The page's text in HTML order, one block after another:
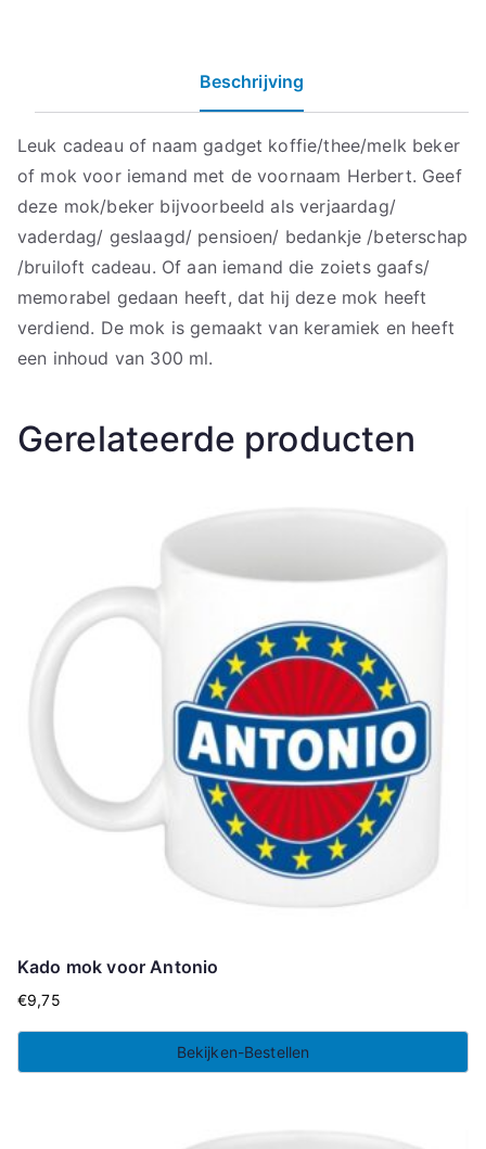
Beschrijving
Leuk cadeau of naam gadget koffie/thee/melk beker
of mok voor iemand met de voornaam Herbert. Geef
deze mok/beker bijvoorbeeld als verjaardag/
vaderdag/ geslaagd/ pensioen/ bedankje /beterschap
/bruiloft cadeau. Of aan iemand die zoiets gaafs/
memorabel gedaan heeft, dat hij deze mok heeft
verdiend. De mok is gemaakt van keramiek en heeft
een inhoud van 300 ml.
Gerelateerde producten
Kado mok voor Antonio
€9,75
Bekijken-Bestellen